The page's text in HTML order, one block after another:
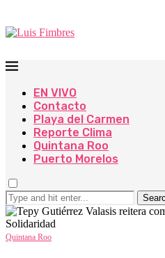
EN VIVO
Contacto
Playa del Carmen
Reporte Clima
Quintana Roo
Puerto Morelos
Quintana Roo